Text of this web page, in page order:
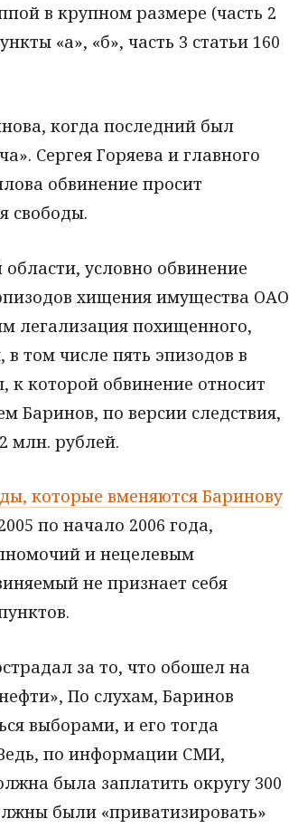
в крупном размере (часть 2
«а», «б», часть 3 статьи 160
когда последний был
Сергея Горяева и главного
обвинение просит
свободы.
условно обвинение
хищения имущества ОАО
легализация похищенного,
том числе пять эпизодов в
к которой обвинение относит
Баринов, по версии следствия,
млн. рублей.
которые вменяются Баринову
по начало 2006 года,
и нецелевым
не признает себя
за то, что обошел на
По слухам, Баринов
выборами, и его тогда
по информации СМИ,
была заплатить округу 300
были «приватизировать»